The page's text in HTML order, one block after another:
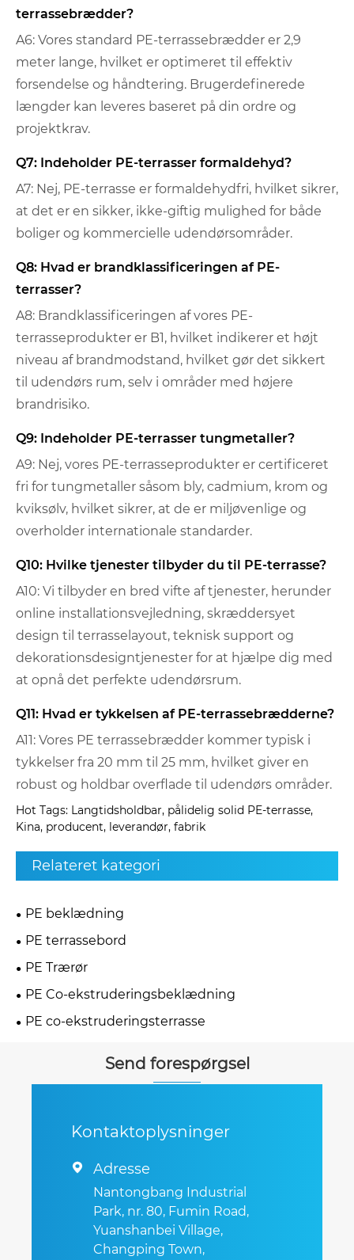
terrassebrædder?
A6: Vores standard PE-terrassebrædder er 2,9
meter lange, hvilket er optimeret til effektiv
forsendelse og håndtering. Brugerdefinerede
længder kan leveres baseret på din ordre og
projektkrav.
Q7: Indeholder PE-terrasser formaldehyd?
A7: Nej, PE-terrasse er formaldehydfri, hvilket sikrer,
at det er en sikker, ikke-giftig mulighed for både
boliger og kommercielle udendørsområder.
Q8: Hvad er brandklassificeringen af ​​PE-
terrasser?
A8: Brandklassificeringen af ​​vores PE-
terrasseprodukter er B1, hvilket indikerer et højt
niveau af brandmodstand, hvilket gør det sikkert
til udendørs rum, selv i områder med højere
brandrisiko.
Q9: Indeholder PE-terrasser tungmetaller?
A9: Nej, vores PE-terrasseprodukter er certificeret
fri for tungmetaller såsom bly, cadmium, krom og
kviksølv, hvilket sikrer, at de er miljøvenlige og
overholder internationale standarder.
Q10: Hvilke tjenester tilbyder du til PE-terrasse?
A10: Vi tilbyder en bred vifte af tjenester, herunder
online installationsvejledning, skræddersyet
design til terrasselayout, teknisk support og
dekorationsdesigntjenester for at hjælpe dig med
at opnå det perfekte udendørsrum.
Q11: Hvad er tykkelsen af ​​PE-terrassebrædderne?
A11: Vores PE terrassebrædder kommer typisk i
tykkelser fra 20 mm til 25 mm, hvilket giver en
robust og holdbar overflade til udendørs områder.
Hot Tags: Langtidsholdbar, pålidelig solid PE-terrasse,
Kina, producent, leverandør, fabrik
Relateret kategori
PE beklædning
PE terrassebord
PE Trærør
PE Co-ekstruderingsbeklædning
PE co-ekstruderingsterrasse
Send forespørgsel
Kontaktoplysninger
 Adresse
Nantongbang Industrial
Park, nr. 80, Fumin Road,
Yuanshanbei Village,
Changping Town,